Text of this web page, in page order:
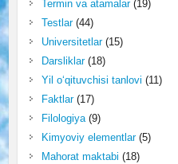
Termin va atamalar(19)
Testlar(44)
Universitetlar(15)
Darsliklar(18)
Yil o‘qituvchisi tanlovi (11)
Faktlar(17)
Filologiya(9)
Kimyoviy elementlar(5)
Mahorat maktabi (18)